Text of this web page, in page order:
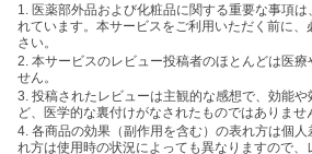
1. 医薬部外品および化粧品に関する重要な事項
れています。本サービスをご利用いただく前に
さい。
2. 本サービスのレビュー投稿者のほとんどは医療
せん。
3. 投稿されたレビューは主観的な感想で、効能
ど、医学的な裏付けがなされたものではありませ
4. 各商品の効果（副作用を含む）の表れ方は個
れ方は使用時の状況によっても異なりますので